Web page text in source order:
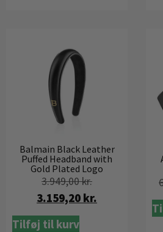
Balmain Black Leather
Puffed Headband with
Gold Plated Logo
3.949,00kr.
3.159,20 kr.
Tilføj til kurv